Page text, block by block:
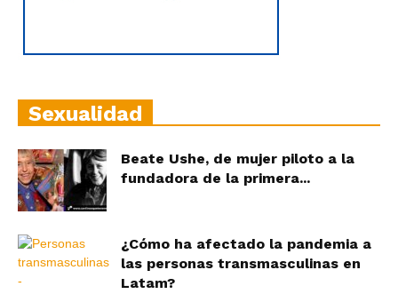
Sexualidad
Beate Ushe, de mujer piloto a la
fundadora de la primera...
¿Cómo ha afectado la pandemia a
las personas transmasculinas en
Latam?